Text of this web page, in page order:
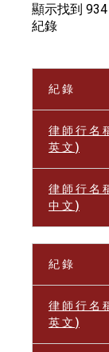
顯示找到
紀錄
紀 錄
律 師 行 名
英 文 )
律 師 行 名
中 文 )
紀 錄
律 師 行 名
英 文 )